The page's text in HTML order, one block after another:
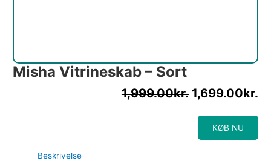
Misha Vitrineskab – Sort
1,999.00kr. 1,699.00kr.
KØB NU
Beskrivelse